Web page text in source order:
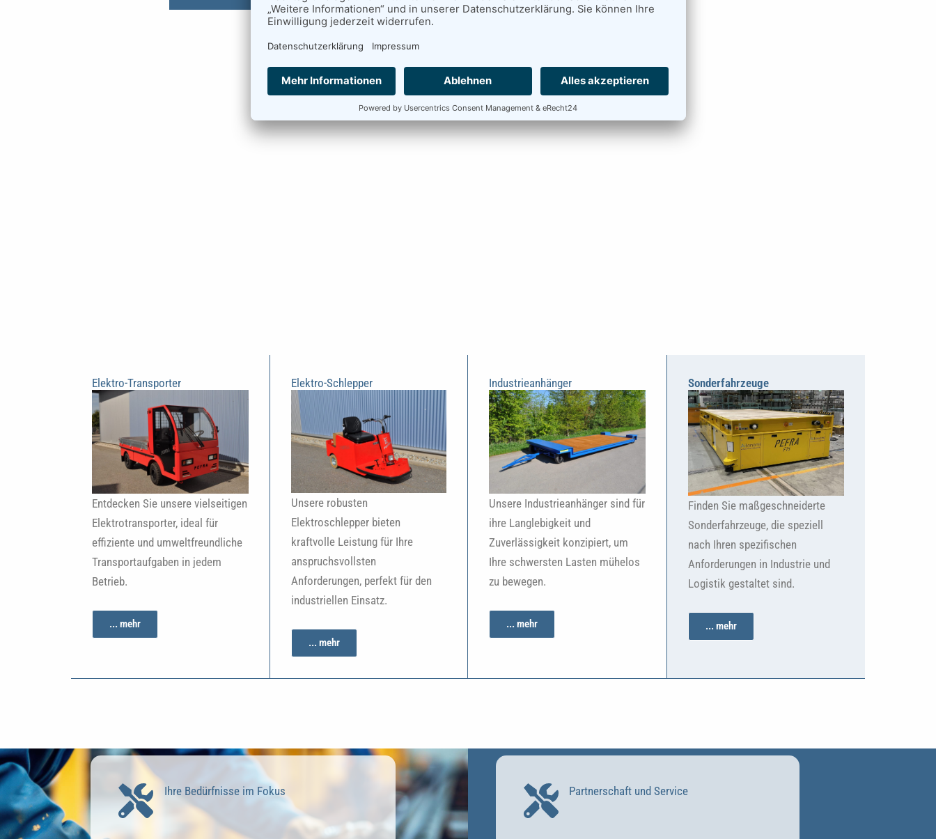
Elektro-Transporter
Entdecken Sie unsere vielseitigen
Elektrotransporter, ideal für
effiziente und umweltfreundliche
Transportaufgaben in jedem
Betrieb.
... mehr
Elektro-Schlepper
Unsere robusten
Elektroschlepper bieten
kraftvolle Leistung für Ihre
anspruchsvollsten
Anforderungen, perfekt für den
industriellen Einsatz.
... mehr
Industrieanhänger
Unsere Industrieanhänger sind für
ihre Langlebigkeit und
Zuverlässigkeit konzipiert, um
Ihre schwersten Lasten mühelos
zu bewegen.
... mehr
Sonderfahrzeuge
Finden Sie maßgeschneiderte
Sonderfahrzeuge, die speziell
nach Ihren spezifischen
Anforderungen in Industrie und
Logistik gestaltet sind.
... mehr
Ihre Bedürfnisse im Fokus Partnerschaft und Service